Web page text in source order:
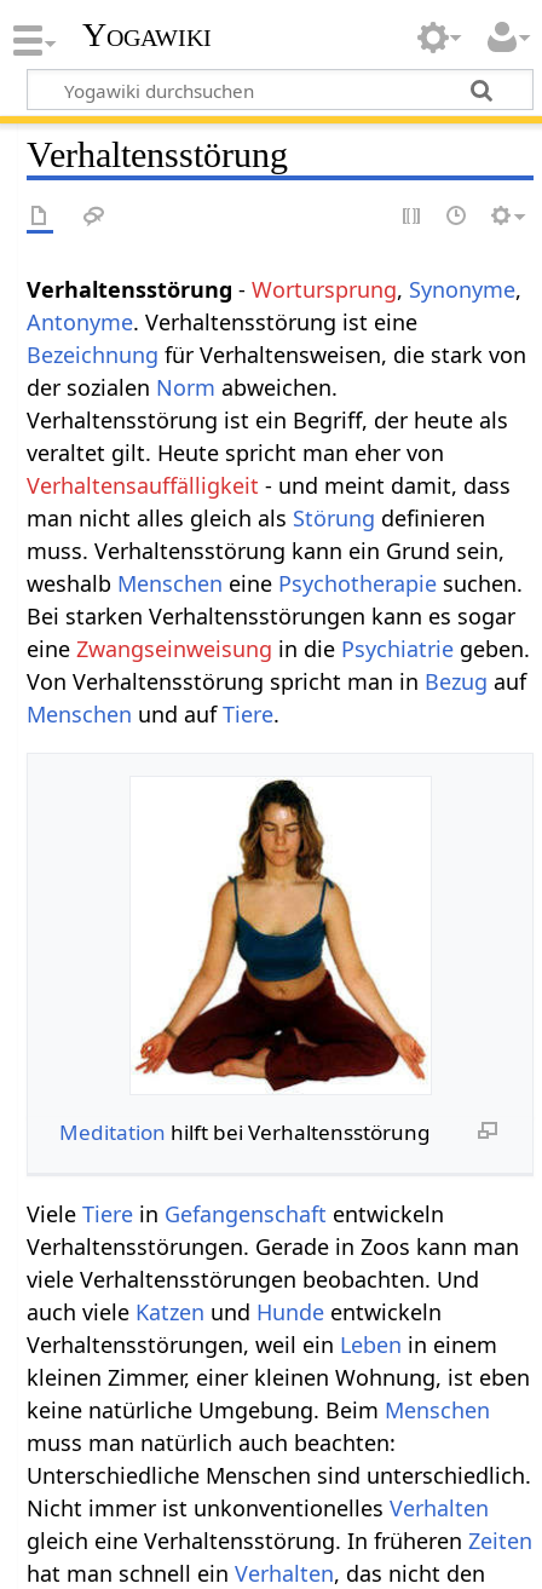
Yogawiki
Verhaltensstörung
Verhaltensstörung -Wortursprung, Synonyme,
Antonyme. Verhaltensstörung ist eine
Bezeichnung für Verhaltensweisen, die stark von
der sozialen Norm abweichen.
Verhaltensstörung ist ein Begriff, der heute als
veraltet gilt. Heute spricht man eher von
Verhaltensauffälligkeit - und meint damit, dass
man nicht alles gleich als Störung definieren
muss. Verhaltensstörung kann ein Grund sein,
weshalb Menschen eine Psychotherapie suchen.
Bei starken Verhaltensstörungen kann es sogar
eineZwangseinweisung in die Psychiatrie geben.
Von Verhaltensstörung spricht man in Bezug auf
Menschen und aufTiere.
Meditation hilft bei Verhaltensstörung
VieleTiere in Gefangenschaft entwickeln
Verhaltensstörungen. Gerade in Zoos kann man
viele Verhaltensstörungen beobachten. Und
auch viele Katzen und Hunde entwickeln
Verhaltensstörungen, weil ein Leben in einem
kleinen Zimmer, einer kleinen Wohnung, ist eben
keine natürliche Umgebung. Beim Menschen
muss man natürlich auch beachten:
Unterschiedliche Menschen sind unterschiedlich.
Nicht immer ist unkonventionellesVerhalten
gleich eine Verhaltensstörung. In früherenZeiten
hat man schnell einVerhalten, das nicht den